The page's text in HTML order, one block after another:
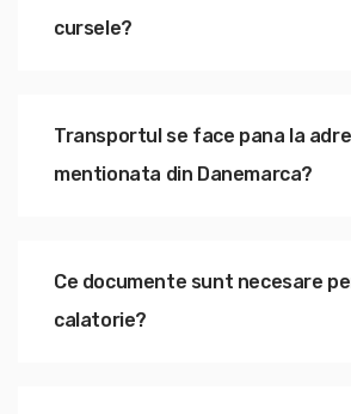
cursele?
Transportul se face pana la
mentionata din Danemarca?
Ce documente sunt necesare
calatorie?